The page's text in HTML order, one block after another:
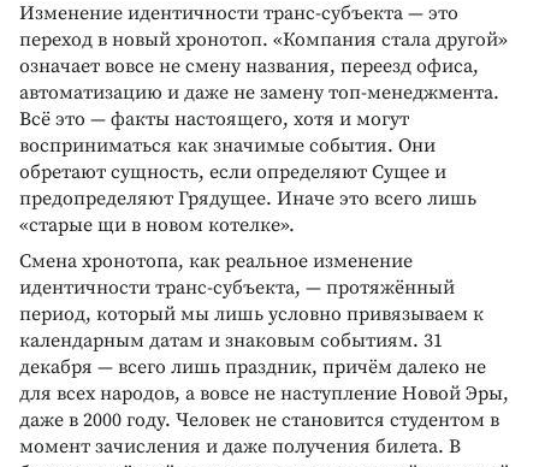
Изменение идентичности транс-субъекта — это
переход в новый хронотоп. «Компания стала другой»
означает вовсе не смену названия, переезд офиса,
автоматизацию и даже не замену топ-менеджмента.
Всё это — факты настоящего, хотя и могут
восприниматься как значимые события. Они
обретают сущность, если определяют Сущее и
предопределяют Грядущее. Иначе это всего лишь
«старые щи в новом котелке».
Смена хронотопа, как реальное изменение
идентичности транс-субъекта, — протяжённый
период, который мы лишь условно привязываем к
календарным датам и знаковым событиям. 31
декабря — всего лишь праздник, причём далеко не
для всех народов, а вовсе не наступление Новой Эры,
даже в 2000 году. Человек не становится студентом в
момент зачисления и даже получения билета. В